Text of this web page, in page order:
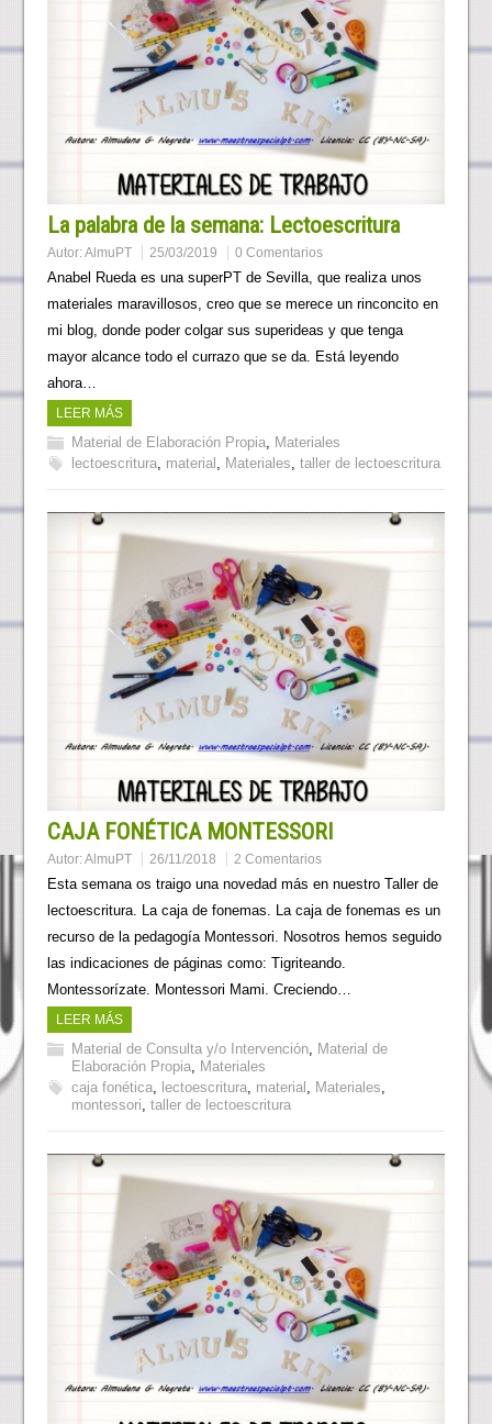
La palabra de la semana: Lectoescritura
Autor:AlmuPT 25/03/2019 0 Comentarios
Anabel Rueda es una superPT de Sevilla, que realiza unos
materiales maravillosos, creo que se merece un rinconcito en
mi blog, donde poder colgar sus superideas y que tenga
mayor alcance todo el currazo que se da. Está leyendo
ahora…
LEER MÁS
Material de Elaboración Propia, Materiales
lectoescritura, material , Materiales, taller de lectoescritura
CAJA FONÉTICA MONTESSORI
Autor:AlmuPT 26/11/2018 2 Comentarios
Esta semana os traigo una novedad más en nuestro Taller de
lectoescritura. La caja de fonemas. La caja de fonemas es un
recurso de la pedagogía Montessori. Nosotros hemos seguido
las indicaciones de páginas como: Tigriteando.
Montessorízate. Montessori Mami. Creciendo…
LEER MÁS
Material de Consulta y/o Intervención, Material de
Elaboración Propia, Materiales
caja fonética, lectoescritura, material , Materiales,
montessori, taller de lectoescritura